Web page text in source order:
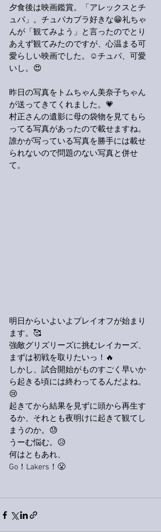
夕食後は映画鑑賞。「アレックスとチ
ュパ」。チュパカブラ好きな😁礼ちゃ
んが「観てみよう」と言ったのでとり
あえず観てみたのですが、心温まる可
愛らしい映画でした。☺️チュパ、可愛
いし。😍
昨日の写真をトムちゃん美奈子ちゃん
が送ってきてくれました。💗
村正さんの遺影に母の袋物を見てもら
ってる写真があったので載せますね。
誰かが写っている写真を勝手には載せ
られないので問題のない写真と併せ
て。
明日からいよいよプレイオフが始まり
ます。🥰
強敵グリズリーズに挑むレイカーズ、
まずは初戦を取りたいっ！🔥
しかし、試合開始がものすごく早いか
ら起きる頃には終わってるんだよね。
😢
起きてから結果を見ずに頭から再生す
るか、それとも夜明けに起きて観てし
まうのか。😓
うーむ悩む。😥
何はともあれ、
Go！Lakers！😤